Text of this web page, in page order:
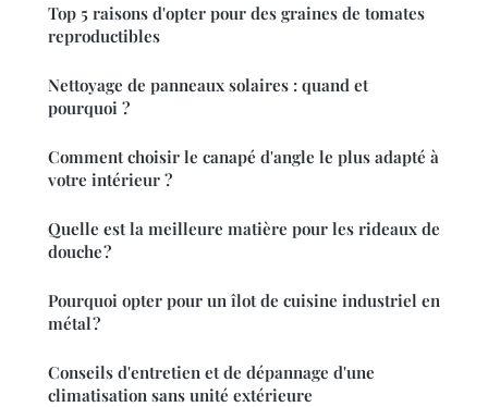
Top 5 raisons d'opter pour des graines de tomates
reproductibles
Nettoyage de panneaux solaires : quand et
pourquoi ?
Comment choisir le canapé d'angle le plus adapté à
votre intérieur ?
Quelle est la meilleure matière pour les rideaux de
douche ?
Pourquoi opter pour un îlot de cuisine industriel en
métal ?
Conseils d'entretien et de dépannage d'une
climatisation sans unité extérieure